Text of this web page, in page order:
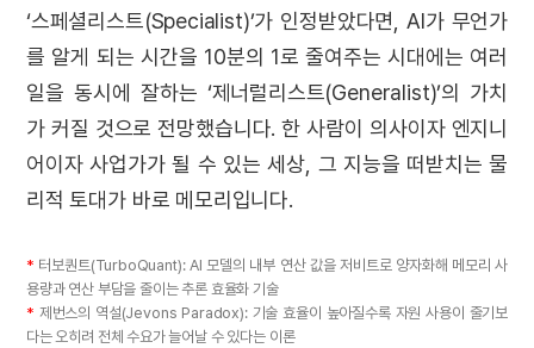
‘스페셜리스트(Specialist)’가 인정받았다면, AI가 무언가
를 알게 되는 시간을 10분의 1로 줄여주는 시대에는 여러
일을 동시에 잘하는 ‘제너럴리스트(Generalist)’의 가치
가 커질 것으로 전망했습니다. 한 사람이 의사이자 엔지니
어이자 사업가가 될 수 있는 세상, 그 지능을 떠받치는 물
리적 토대가 바로 메모리입니다.
* 터보퀀트(TurboQuant): AI 모델의 내부 연산 값을 저비트로 양자화해 메모리 사
용량과 연산 부담을 줄이는 추론 효율화 기술
* 제번스의 역설(Jevons Paradox): 기술 효율이 높아질수록 자원 사용이 줄기보
다는 오히려 전체 수요가 늘어날 수 있다는 이론